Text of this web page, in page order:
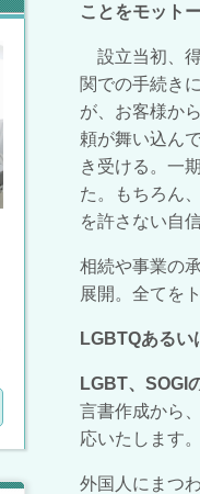
ことをモット
設立当初、
関での手続き
が、お客様か
頼が舞い込ん
き受ける。一
た。もちろん
を許さない自
相続や事業の
展開。全てを
LGBTQあるい
LGBT、SOGI
言書作成から
応いたします
外国人にまつ